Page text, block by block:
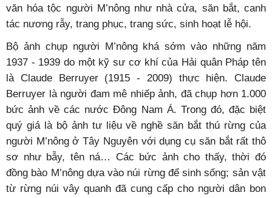
văn hóa tộc người M’nông như nhà cửa, săn bắt, canh
tác nương rẫy, trang phục, trang sức, sinh hoạt lễ hội.
Bộ ảnh chụp người M’nông khá sớm vào những năm
1937 - 1939 do một kỹ sư cơ khí của Hải quân Pháp tên
là Claude Berruyer (1915 - 2009) thực hiện. Claude
Berruyer là người đam mê nhiếp ảnh, đã chụp hơn 1.000
bức ảnh về các nước Đông Nam Á. Trong đó, đặc biệt
quý giá là bộ ảnh tư liệu về nghề săn bắt thú rừng của
người M’nông ở Tây Nguyên với dụng cụ săn bắt rất thô
sơ như bẫy, tên ná… Các bức ảnh cho thấy, thời đó
đồng bào M’nông dựa vào núi rừng để sinh sống; sản vật
từ rừng núi vây quanh đã cung cấp cho người dân bon